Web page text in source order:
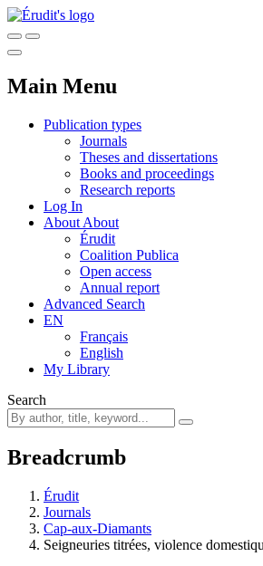
Main Menu
Publication types
Journals
Theses and dissertations
Books and proceedings
Research reports
Log In
About About
Érudit
Coalition Publica
Open access
Annual report
Advanced Search
EN
Français
English
My Library
Search
Breadcrumb
Érudit
Journals
Cap-aux-Diamants
Seigneuries titrées, violence